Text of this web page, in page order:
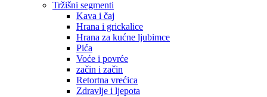
Tržišni segmenti
Kava i čaj
Hrana i grickalice
Hrana za kućne ljubimce
Pića
Voće i povrće
začin i začin
Retortna vrećica
Zdravlje i ljepota